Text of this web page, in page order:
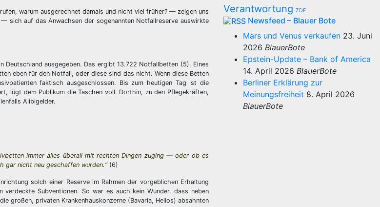
warum ausgerechnet damals und nicht viel früher? — zeigen uns
sich auf das Anwachsen der sogenannten Notfallreserve auswirkte
Deutschland ausgegeben. Das ergibt 13.722 Notfallbetten (5). Eines
eben für den Notfall, oder diese sind das nicht. Wenn diese Betten
faktisch ausgeschlossen. Bis zum heutigen Tag ist die
lügt dem Publikum die Taschen voll. Dorthin, zu den Pflegekräften,
Alibigelder.
immer alles überall mit rechten Dingen zuging — oder ob es
gar nicht neu geschaffen wurden.“(6)
solch einer Reserve im Rahmen der vorgeblichen Erhaltung
Subventionen. So war es auch kein Wunder, dass neben
großen, privaten Krankenhauskonzerne (Bavaria, Helios) absahnten
Verantwortung ZDF
Newsfeed – Blauer Bote
Mars und Venus verkaufen 23. Juni
2026 BlauerBote
Epstein-Update – Bank of America
14. April 2026 BlauerBote
Berliner Erklärung zur
Meinungsfreiheit 8. April 2026
BlauerBote